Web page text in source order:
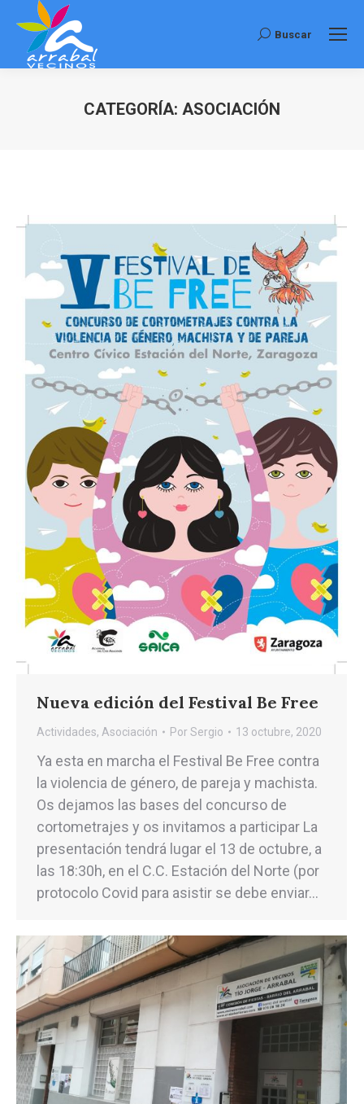
Buscar:
Buscar
CATEGORÍA: ASOCIACIÓN
Nueva edición del Festival Be Free
Actividades, Asociación PorSergio 13 octubre, 2020
Ya esta en marcha el Festival Be Free contra
la violencia de género, de pareja y machista.
Os dejamos las bases del concurso de
cortometrajes y os invitamos a participar La
presentación tendrá lugar el 13 de octubre, a
las 18:30h, en el C.C. Estación del Norte (por
protocolo Covid para asistir se debe enviar…